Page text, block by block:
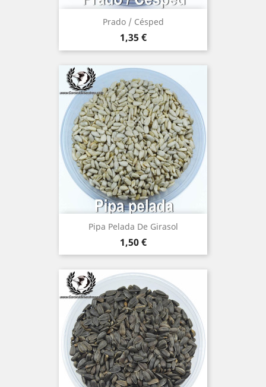
Prado / Césped
Precio
1,35 €
Pipa Pelada De Girasol
Precio
1,50 €
(1)